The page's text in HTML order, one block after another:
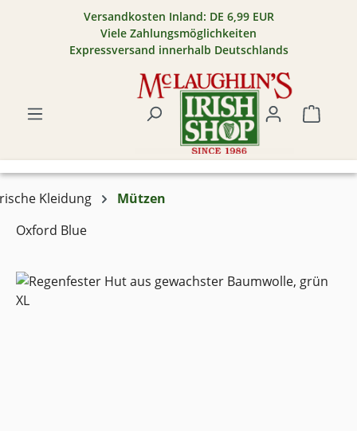
Zum Hauptinhalt springenVersandkosten Inland: DE 6,99 EUR
Viele Zahlungsmöglichkeiten
Expressversand innerhalb Deutschlands
Kleidung
Mützen
Oxford Blue
Bildergalerie überspringen